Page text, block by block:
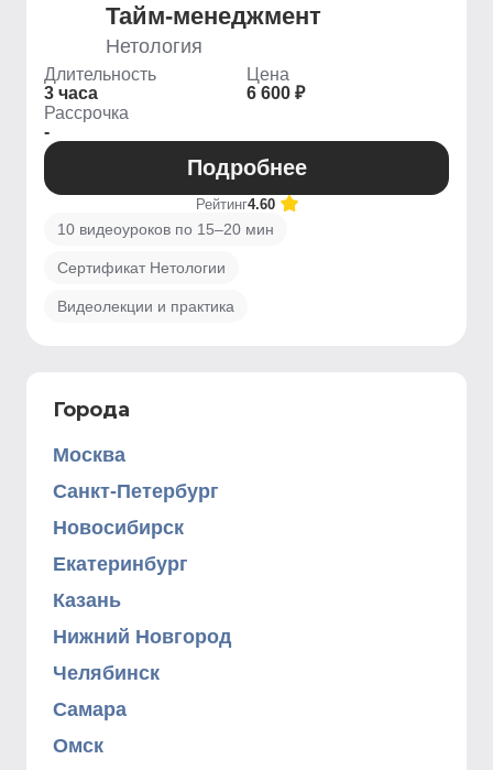
Тайм-менеджмент
Нетология
Длительность
3 часа
Цена
6 600 ₽
Рассрочка
-
Подробнее
Рейтинг4.60
10 видеоуроков по 15–20 мин
Сертификат Нетологии
Видеолекции и практика
Города
Москва
Санкт-Петербург
Новосибирск
Екатеринбург
Казань
Нижний Новгород
Челябинск
Самара
Омск